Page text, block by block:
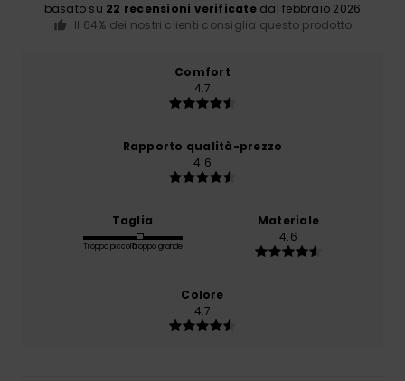
basato su 22 recensioni verificatedal febbraio 2026
Il 64% dei nostri clienti consiglia questo prodotto
Comfort
4.7
Rapporto qualità-prezzo
4.6
Taglia
Troppo piccoloTroppo grande
Materiale
4.6
Colore
4.7